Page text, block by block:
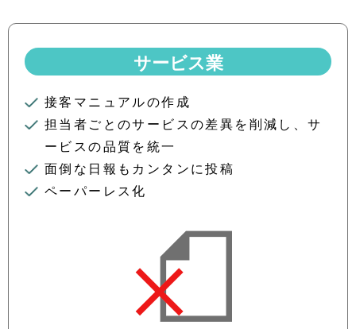
サービス業
接客マニュアルの作成
担当者ごとのサービスの差異を削減し、サ
ービスの品質を統一
面倒な日報もカンタンに投稿
ペーパーレス化